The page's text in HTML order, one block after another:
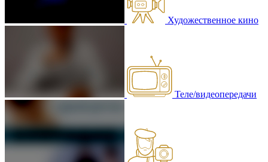
Художественное кино
Теле/видеопередачи